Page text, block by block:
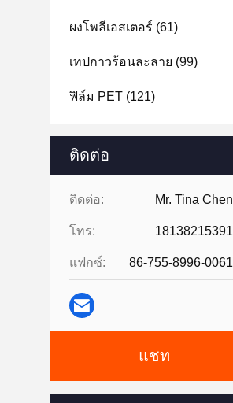
ผงโพลีเอสเตอร์ (61)
เทปกาวร้อนละลาย (99)
ฟิล์ม PET (121)
ติดต่อ
ติดต่อ: Mr. Tina Chen
โทร: 18138215391
แฟกซ์: 86-755-8996-0061
แชท